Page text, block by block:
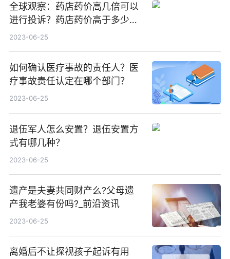
全球观察：药店药价高几倍可以
进行投诉？药店药价高于多少可
以举报商家？
2023-06-25
如何确认医疗事故的责任人？医
疗事故责任认定在哪个部门？
2023-06-25
退伍军人怎么安置？退伍安置方
式有哪几种？
2023-06-25
遗产是夫妻共同财产么?父母遗
产我老婆有份吗?_前沿资讯
2023-06-25
离婚后不让探视孩子起诉有用